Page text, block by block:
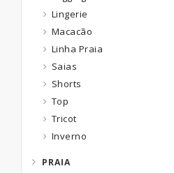
Lingerie
Macacão
Linha Praia
Saias
Shorts
Top
Tricot
Inverno
PRAIA